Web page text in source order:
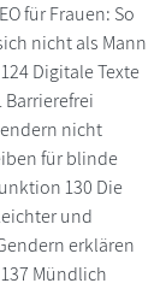
für Frauen: So
nicht als Mann
Digitale Texte
Barrierefrei
nicht
für blinde
130 Die
und
erklären
Mündlich